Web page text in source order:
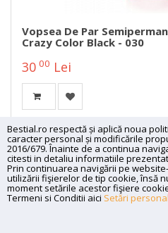
Vopsea De Par
Crazy Color Black - 030
30 00 Lei
Bestial.ro respectă și aplică noua
caracter personal și modificările
2016/679. Înainte de a continua
citesti in detaliu informatiile
Prin continuarea navigării pe
utilizării fişierelor de tip cookie, însă
moment setările acestor fişiere
Termeni si Conditii aici Setări